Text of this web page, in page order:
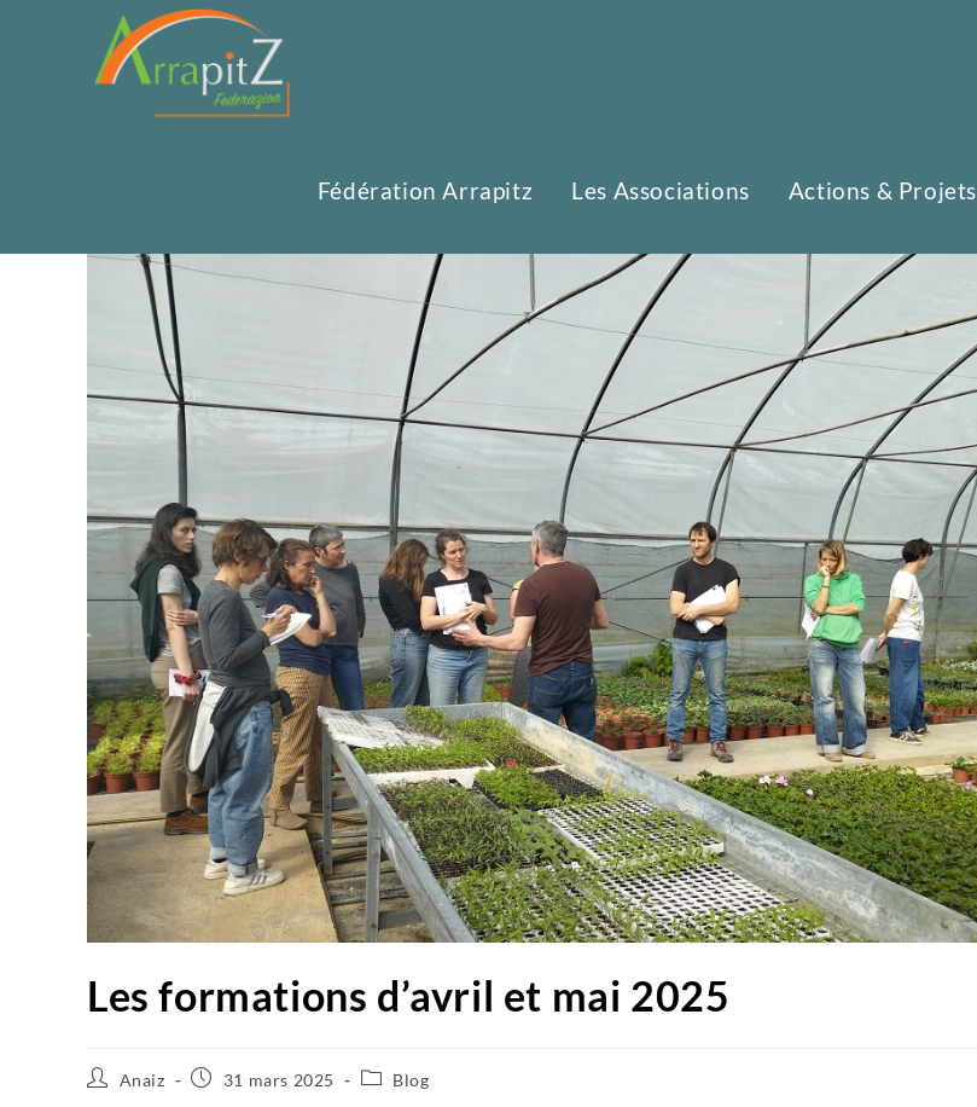
Fédération Arrapitz Les Associations Actions & Projets
Les formations d’avril et mai 2025
Anaiz 31 mars 2025 Blog